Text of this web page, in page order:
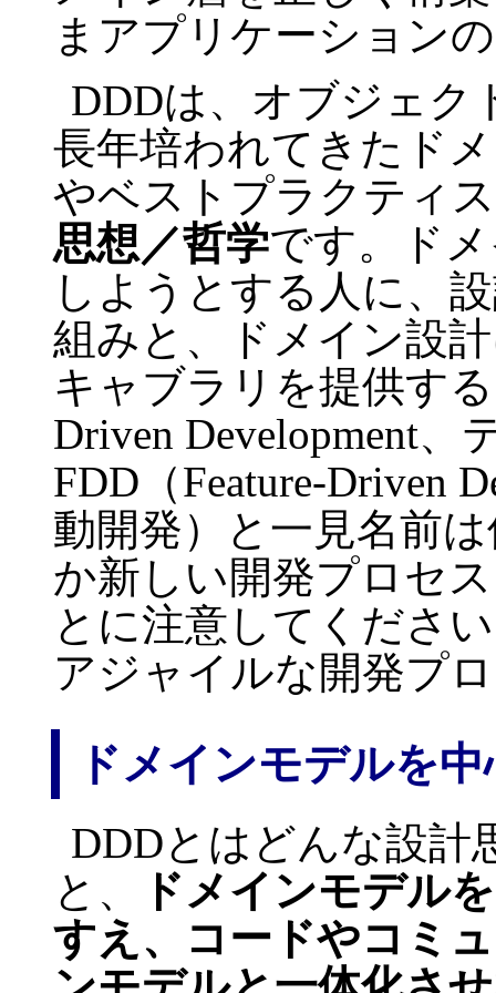
まアプリケーション
DDDは、オブジェク
長年培われてきたド
やベストプラクティ
思想／哲学です。ド
しようとする人に、
組みと、ドメイン設
キャブラリを提供す
Driven Development、
FDD（Feature-Driven
動開発）と一見名前
か新しい開発プロセ
とに注意してくださ
アジャイルな開発プ
ドメインモデルを
DDDとはどんな設計
と、
ドメインモデル
すえ、コードやコミ